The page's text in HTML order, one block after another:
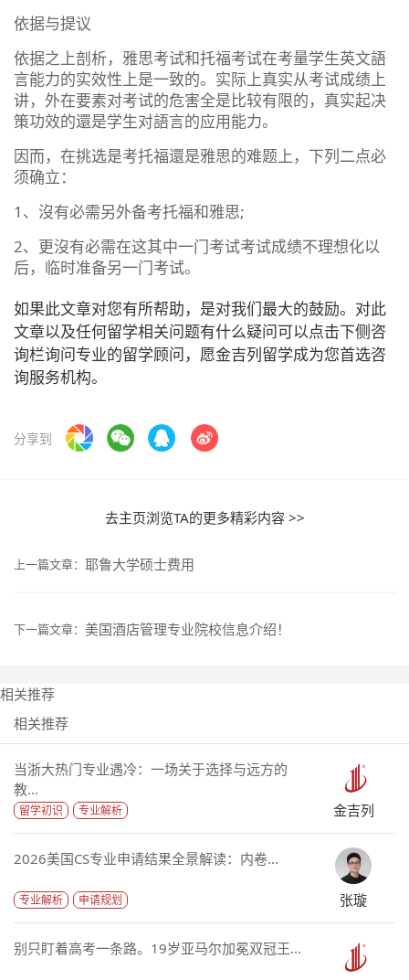
依据与提议
依据之上剖析，雅思考试和托福考试在考量学生英文語
言能力的实效性上是一致的。实际上真实从考试成绩上
讲，外在要素对考试的危害全是比较有限的，真实起决
策功效的還是学生对語言的应用能力。
因而，在挑选是考托福還是雅思的难题上，下列二点必
须确立：
1、沒有必需另外备考托福和雅思;
2、更沒有必需在这其中一门考试考试成绩不理想化以
后，临时准备另一门考试。
如果此文章对您有所帮助，是对我们最大的鼓励。对此
文章以及任何留学相关问题有什么疑问可以点击下侧咨
询栏询问专业的留学顾问，愿金吉列留学成为您首选咨
询服务机构。
分享到
去主页浏览TA的更多精彩内容 >>
上一篇文章： 耶鲁大学硕士费用
下一篇文章： 美国酒店管理专业院校信息介绍！
相关推荐
相关推荐
当浙大热门专业遇冷：一场关于选择与远方的
教...
留学初识 专业解析 金吉列
2026美国CS专业申请结果全景解读：内卷...
专业解析 申请规划 张璇
别只盯着高考一条路。19岁亚马尔加冕双冠王...